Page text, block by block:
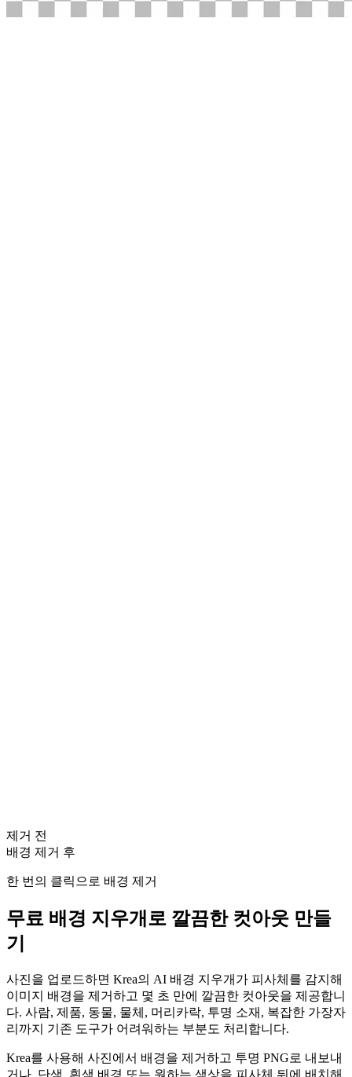
제거 전
배경 제거 후
한 번의 클릭으로 배경 제거
무료 배경 지우개로 깔끔한 컷아웃 만들
기
사진을 업로드하면 Krea의 AI 배경 지우개가 피사체를 감지해
이미지 배경을 제거하고 몇 초 만에 깔끔한 컷아웃을 제공합니
다. 사람, 제품, 동물, 물체, 머리카락, 투명 소재, 복잡한 가장자
리까지 기존 도구가 어려워하는 부분도 처리합니다.
Krea를 사용해 사진에서 배경을 제거하고 투명 PNG로 내보내
거나, 단색, 흰색 배경 또는 원하는 색상을 피사체 뒤에 배치해